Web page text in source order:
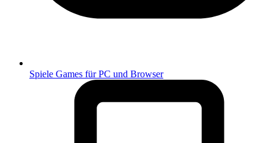
Spiele Games für PC und Browser